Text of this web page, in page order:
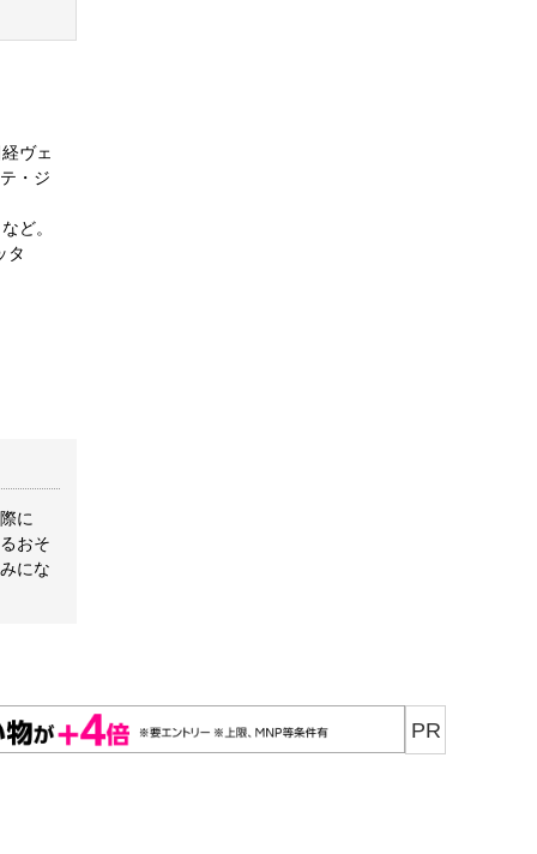
ヴェ
・ジ
ど。
タ
に
おそ
にな
PR